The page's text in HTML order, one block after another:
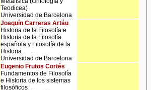
Teodicea)
Universidad de Barcelona
Joaquín Carreras Artáu
Historia de la Filosofía e
Historia de la Filosofía
española y Filosofía de la
Historia
Universidad de Barcelona
Eugenio Frutos Cortés
Fundamentos de Filosofía
e Historia de los sistemas
filosóficos